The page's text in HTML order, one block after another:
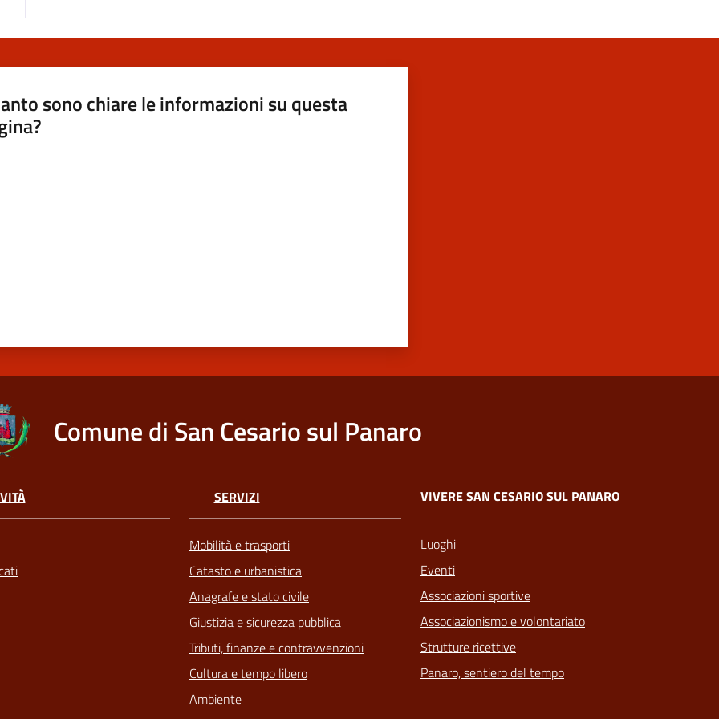
sono chiare le informazioni su questa
Comune di San Cesario sul Panaro
SERVIZI
Mobilità e trasporti
Catasto e urbanistica
Anagrafe e stato civile
Giustizia e sicurezza pubblica
Tributi, finanze e contravvenzioni
Cultura e tempo libero
Ambiente
VIVERE SAN CESARIO SUL PANARO
Luoghi
Eventi
Associazioni sportive
Associazionismo e volontariato
Strutture ricettive
Panaro, sentiero del tempo